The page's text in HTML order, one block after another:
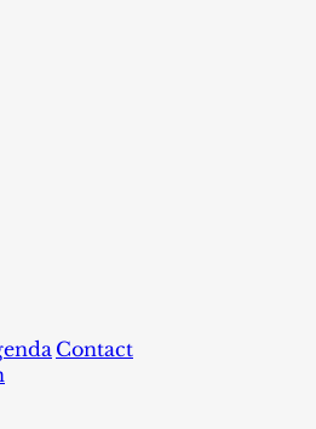
Contact